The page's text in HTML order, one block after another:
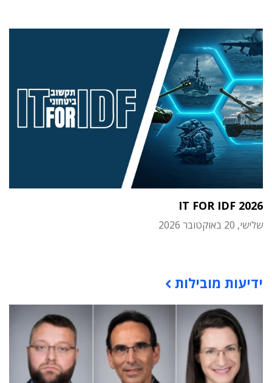
IT FOR IDF 2026
שלישי, 20 באוקטובר 2026
ידיעות מובילות